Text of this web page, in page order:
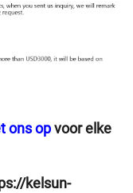
ons op voor elke
kelsun-